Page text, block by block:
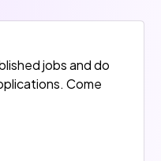
et d’expertise
“états de l’art”
pas en interne
innovantes et
production dans
des leaders
la maturité
jobs and do
Come